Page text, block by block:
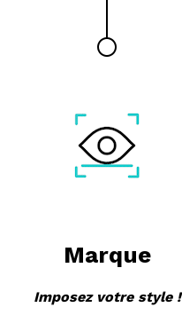
Marque
Imposez votre style !